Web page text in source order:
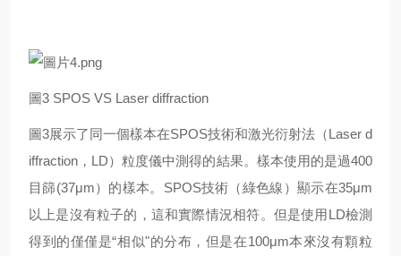
圖3 SPOS VS Laser diffraction
圖3展示了同一個樣本在SPOS技術和激光衍射法（Laser d
iffraction，LD）粒度儀中測得的結果。樣本使用的是過400
目篩(37μm）的樣本。SPOS技術（綠色線）顯示在35μm
以上是沒有粒子的，這和實際情況相符。但是使用LD檢測
得到的僅僅是“相似"的分布，但是在100μm本來沒有顆粒